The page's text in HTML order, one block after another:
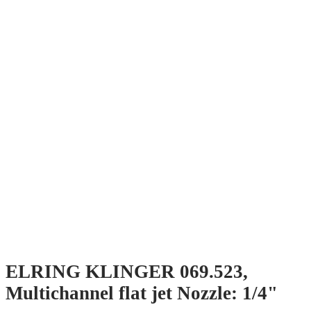
ELRING KLINGER 069.523,
Multichannel flat jet Nozzle: 1/4"